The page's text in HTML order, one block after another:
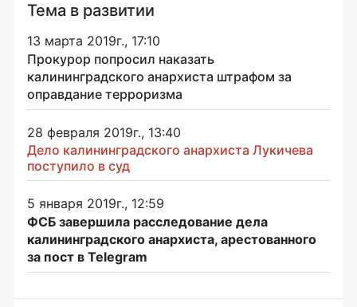
Тема в развитии
13 марта 2019г., 17:10
Прокурор попросил наказать
калининградского анархиста штрафом за
оправдание терроризма
28 февраля 2019г., 13:40
Дело калининградского анархиста Лукичева
поступило в суд
5 января 2019г., 12:59
ФСБ завершила расследование дела
калининградского анархиста, арестованного
за пост в Telegram